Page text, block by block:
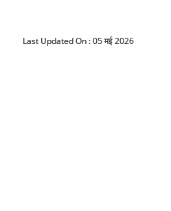
Last Updated On :05 मई 2026